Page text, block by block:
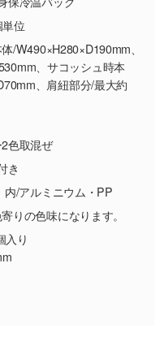
チップの指定や、
ております。→詳
クター部分だけを
使いたいキャラク
いるデータは切
詳しく見る
足りない／塗り足
よりも小さい場
あれば拡張が可
】
た場合、または
ている場合
・交換依頼(商
等)
位
/W490×H280×D190mm、
、サコッシュ時本
、肩紐部分/最大約
色取混ぜ
き
内/アルミニウム・PP
りの色味になります。
入り